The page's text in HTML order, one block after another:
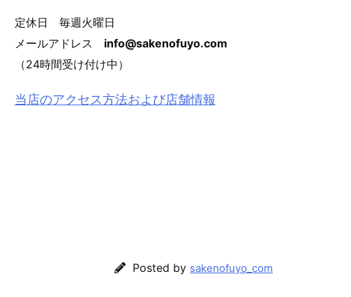
定休日 毎週火曜日
メールアドレス info@sakenofuyo.com
（24時間受け付け中）
当店のアクセス方法および店舗情報
Posted by sakenofuyo_com